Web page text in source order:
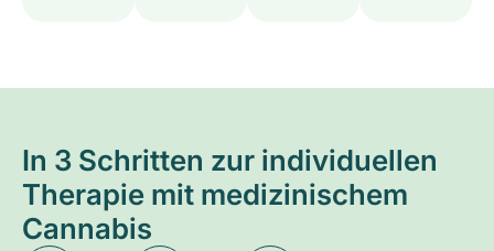
In 3 Schritten zur individuellen
Therapie mit medizinischem
Cannabis